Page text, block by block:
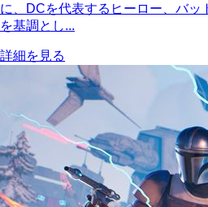
に、DCを代表するヒーロー、バッ
を基調とし...
詳細を見る